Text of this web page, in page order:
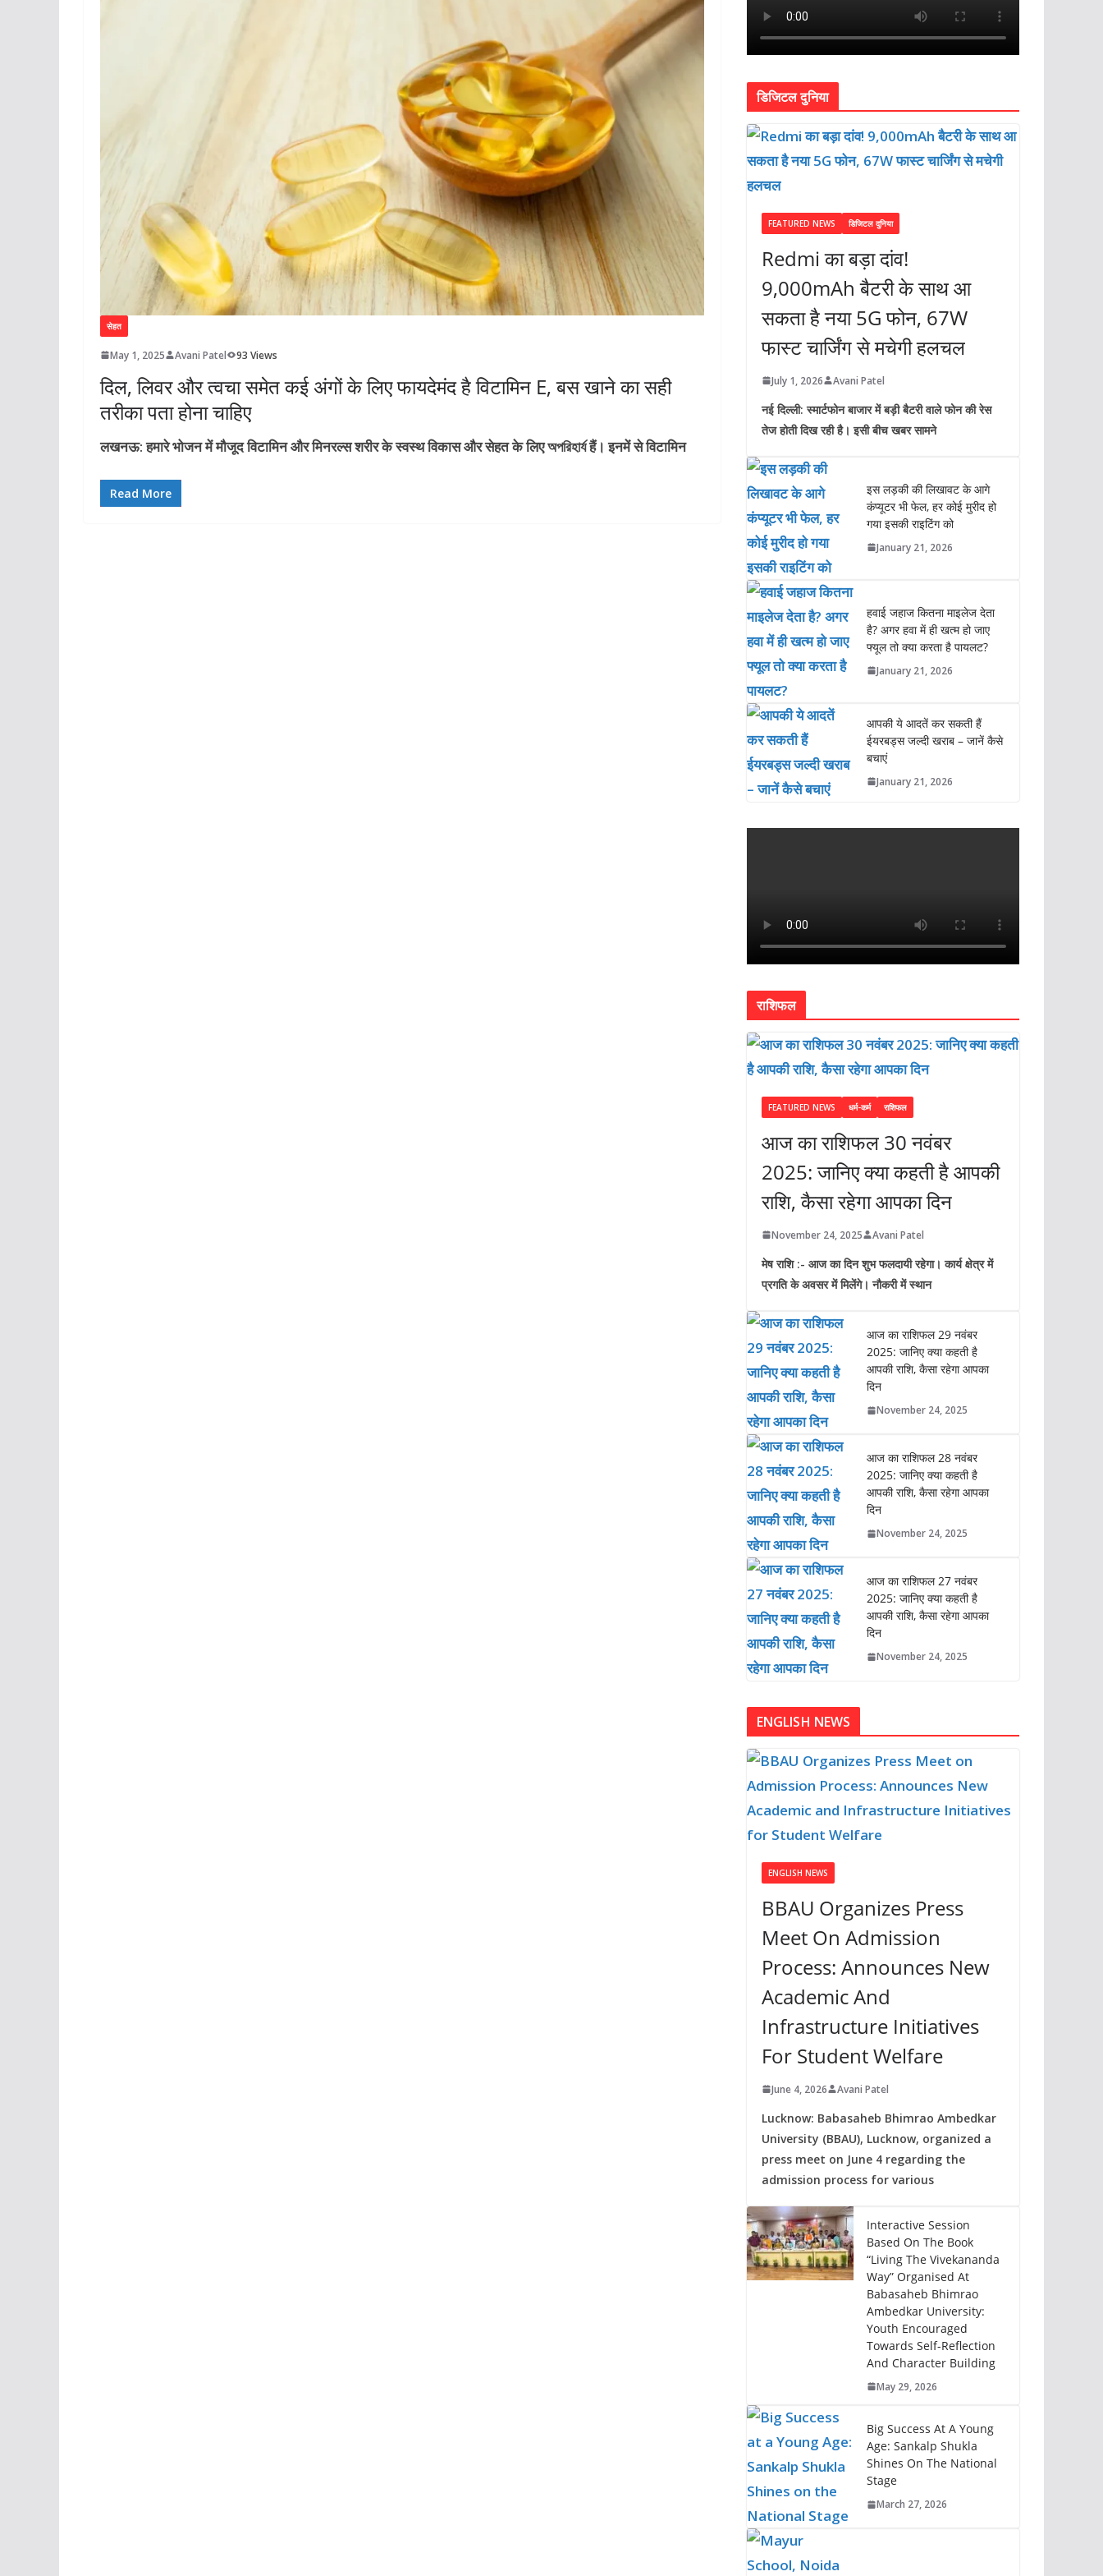
सेहत
May 1, 2025 Avani Patel 93 Views
दिल, लिवर और त्वचा समेत कई अंगों के लिए फायदेमंद है विटामिन E, बस खाने का सही
तरीका पता होना चाहिए
लखनऊ: हमारे भोजन में मौजूद विटामिन और मिनरल्स शरीर के स्वस्थ विकास और सेहत के लिए অপরিহার্য हैं। इनमें से विटामिन
Read More
डिजिटल दुनिया
FEATURED NEWS डिजिटल दुनिया
Redmi का बड़ा दांव!
9,000mAh बैटरी के साथ आ
सकता है नया 5G फोन, 67W
फास्ट चार्जिंग से मचेगी हलचल
July 1, 2026 Avani Patel
नई दिल्ली: स्मार्टफोन बाजार में बड़ी बैटरी वाले फोन की रेस
तेज होती दिख रही है। इसी बीच खबर सामने
इस लड़की की लिखावट के आगे
कंप्यूटर भी फेल, हर कोई मुरीद हो
गया इसकी राइटिंग को
January 21, 2026
हवाई जहाज कितना माइलेज देता
है? अगर हवा में ही खत्म हो जाए
फ्यूल तो क्या करता है पायलट?
January 21, 2026
आपकी ये आदतें कर सकती हैं
ईयरबड्स जल्दी खराब – जानें कैसे
बचाएं
January 21, 2026
राशिफल
FEATURED NEWS धर्म-कर्म राशिफल
आज का राशिफल 30 नवंबर
2025: जानिए क्या कहती है आपकी
राशि, कैसा रहेगा आपका दिन
November 24, 2025 Avani Patel
मेष राशि :- आज का दिन शुभ फलदायी रहेगा। कार्य क्षेत्र में
प्रगति के अवसर में मिलेंगे। नौकरी में स्थान
आज का राशिफल 29 नवंबर
2025: जानिए क्या कहती है
आपकी राशि, कैसा रहेगा आपका
दिन
November 24, 2025
आज का राशिफल 28 नवंबर
2025: जानिए क्या कहती है
आपकी राशि, कैसा रहेगा आपका
दिन
November 24, 2025
आज का राशिफल 27 नवंबर
2025: जानिए क्या कहती है
आपकी राशि, कैसा रहेगा आपका
दिन
November 24, 2025
ENGLISH NEWS
ENGLISH NEWS
BBAU Organizes Press
Meet On Admission
Process: Announces New
Academic And
Infrastructure Initiatives
For Student Welfare
June 4, 2026 Avani Patel
Lucknow: Babasaheb Bhimrao Ambedkar
University (BBAU), Lucknow, organized a
press meet on June 4 regarding the
admission process for various
Interactive Session
Based On The Book
“Living The Vivekananda
Way” Organised At
Babasaheb Bhimrao
Ambedkar University:
Youth Encouraged
Towards Self-Reflection
And Character Building
May 29, 2026
Big Success At A Young
Age: Sankalp Shukla
Shines On The National
Stage
March 27, 2026